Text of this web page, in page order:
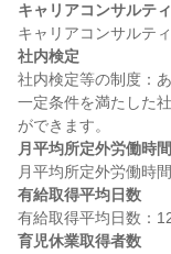
キャリアコンサルテ
社内検定
社内検定等の制度：
一定条件を満たした
月平均所定外労働時間
有給取得平均日数
育児休業取得者数